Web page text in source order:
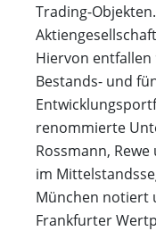
Trading-
Hiervon entfallen
Bestands- und
renommierte
Rossmann,
im
München notiert
Frankfurter